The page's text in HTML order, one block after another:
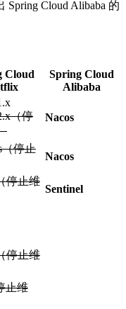
Spring Cloud Alibaba 的
Cloud
Spring Cloud
Alibaba
（停
Nacos
（停止
Nacos
停止维
Sentinel
停止维
止维